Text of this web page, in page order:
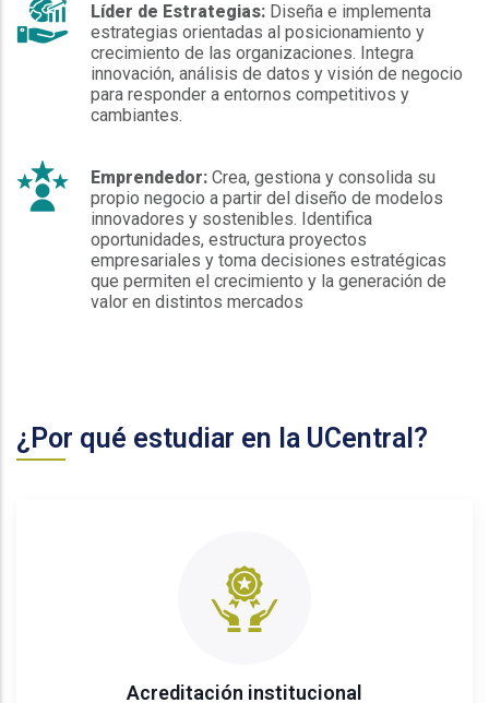
Líder de Estrategias: Diseña e implementa
estrategias orientadas al posicionamiento y
crecimiento de las organizaciones. Integra
innovación, análisis de datos y visión de negocio
para responder a entornos competitivos y
cambiantes.
Emprendedor: Crea, gestiona y consolida su
propio negocio a partir del diseño de modelos
innovadores y sostenibles. Identifica
oportunidades, estructura proyectos
empresariales y toma decisiones estratégicas
que permiten el crecimiento y la generación de
valor en distintos mercados
¿Por qué estudiar en la UCentral?
Acreditación institucional